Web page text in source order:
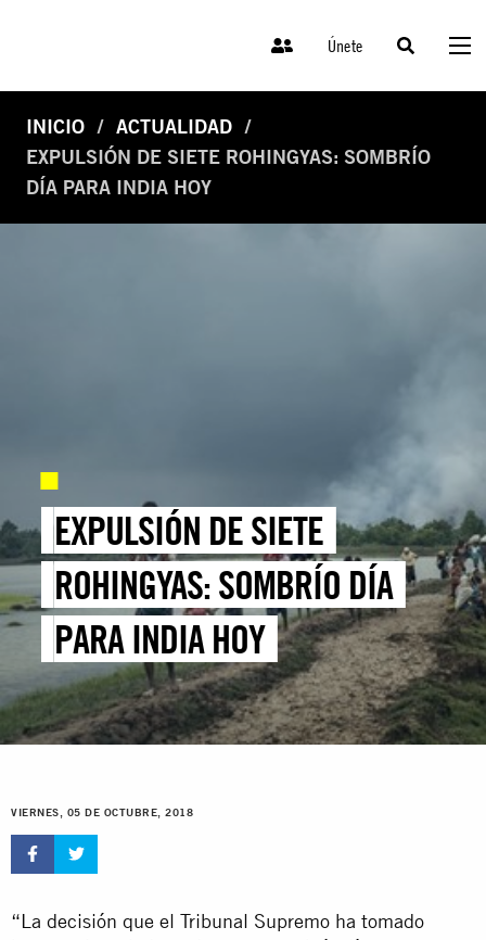
Únete
INICIO
ACTUALIDAD
EXPULSIÓN DE SIETE ROHINGYAS: SOMBRÍO
DÍA PARA INDIA HOY
EXPULSIÓN DE SIETE
ROHINGYAS: SOMBRÍO DÍA
PARA INDIA HOY
VIERNES, 05 DE OCTUBRE, 2018
“La decisión que el Tribunal Supremo ha tomado